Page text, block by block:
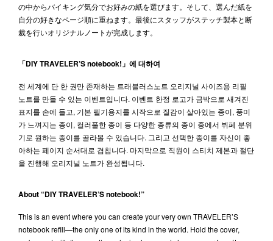
の中からバイキング気分でお好みの紙を選びます。そして、選んだ紙を
自分の好きなページ順に重ねます。最後にスタッフがステッチ製本と断
裁を行いオリジナルノートが完成します。
「DIY TRAVELER’S notebook!」에 대하여
전 세계에 단 한 권만 존재하는 트래블러스노트 오리지널 사이즈용 리필
노트를 만들 수 있는 이벤트입니다. 이벤트 한정 로고가 금박으로 새겨진
표지를 손에 들고, 기본 필기용지를 시작으로 질감이 살아있는 종이, 풍미
가 느껴지는 종이, 컬러풀한 종이 등 다양한 종류의 종이 중에서 뷔페 분위
기로 원하는 종이를 골라볼 수 있습니다. 그리고 선택한 종이를 자신이 좋
아하는 페이지 순서대로 겹칩니다. 마지막으로 직원이 스티치 제본과 절단
을 진행해 오리지널 노트가 완성됩니다.
About “DIY TRAVELER’S notebook!”
This is an event where you can create your very own TRAVELER’S
notebook refill—the only one of its kind in the world. Hold the cover,